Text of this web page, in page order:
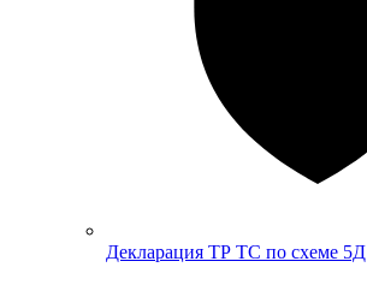
Декларация ТР ТС по схеме 5Д